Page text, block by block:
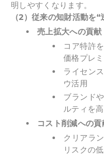
明しやすくなります。
（2）従来の知財活動を
売上拡大への貢献
コア特許
価格プレ
ライセン
ウ活用
ブランド
ルティを
コスト削減への貢
クリアラ
リスクの